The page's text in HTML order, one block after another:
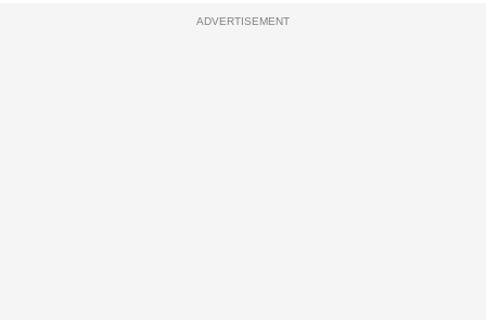
ADVERTISEMENT